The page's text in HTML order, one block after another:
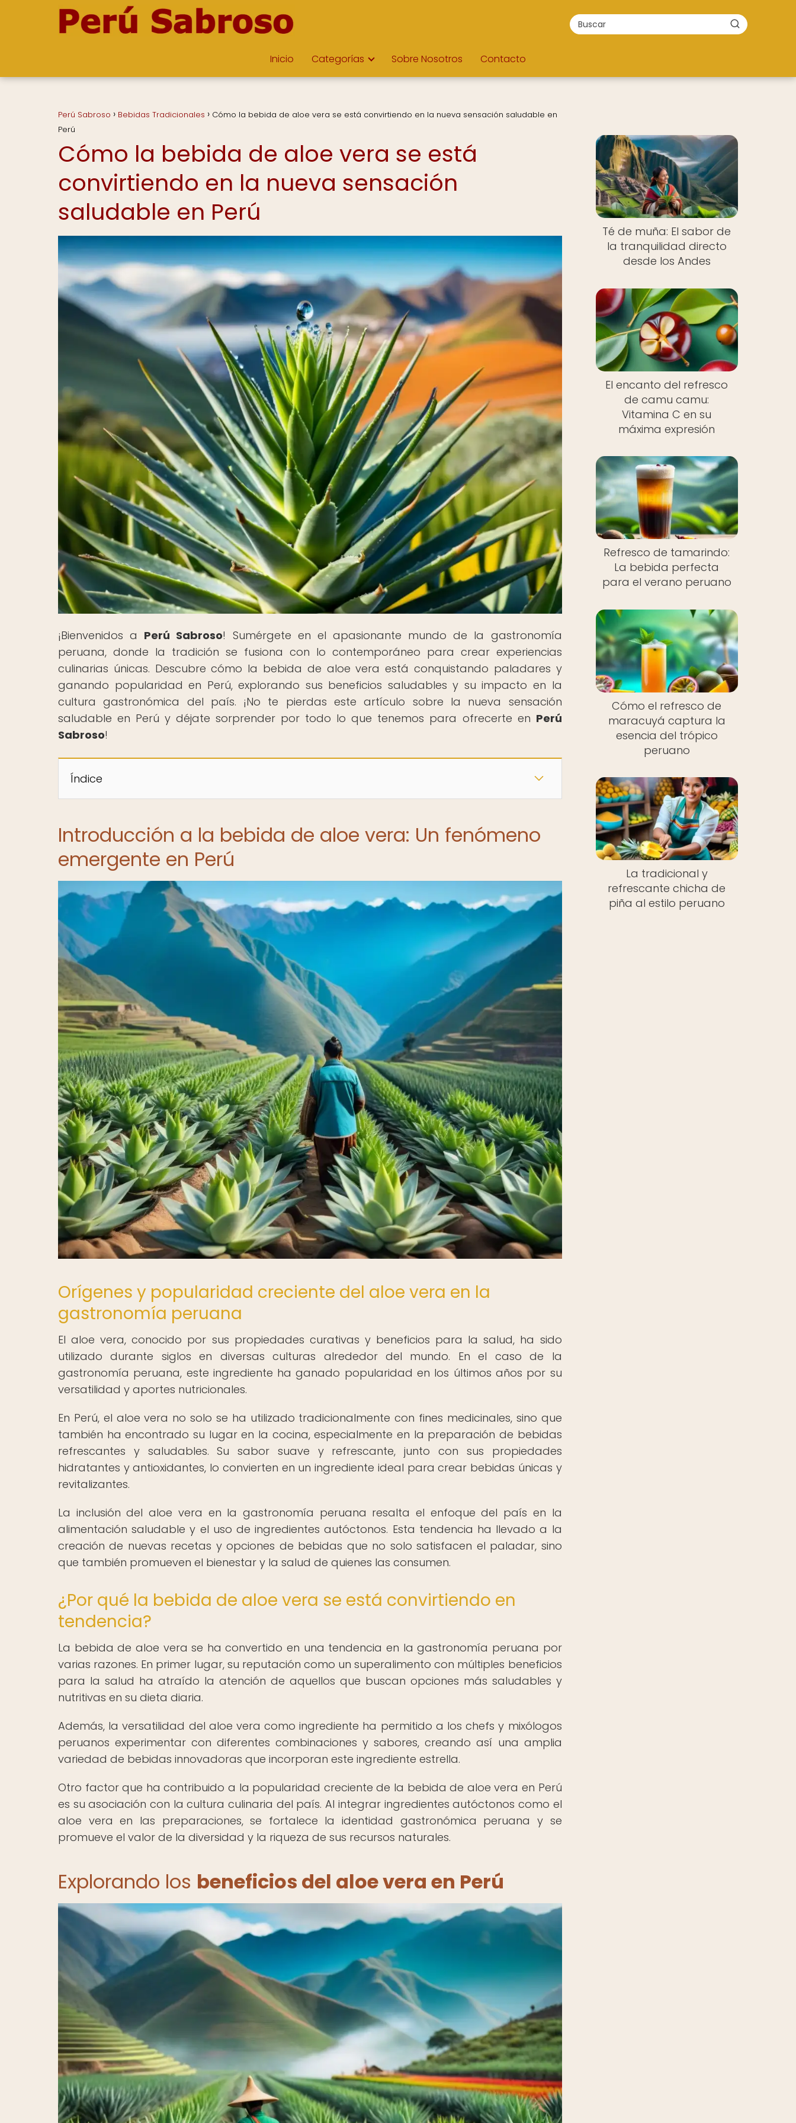
Inicio Categorías Sobre Nosotros Contacto
Perú Sabroso Bebidas Tradicionales
Cómo la bebida de aloe vera se está convirtiendo en la nueva sensación saludable en
Perú
Cómo la bebida de aloe vera se está
convirtiendo en la nueva sensación
saludable en Perú
¡Bienvenidos a Perú Sabroso! Sumérgete en el apasionante mundo de la gastronomía
peruana, donde la tradición se fusiona con lo contemporáneo para crear experiencias
culinarias únicas. Descubre cómo la bebida de aloe vera está conquistando paladares y
ganando popularidad en Perú, explorando sus beneficios saludables y su impacto en la
cultura gastronómica del país. ¡No te pierdas este artículo sobre la nueva sensación
saludable en Perú y déjate sorprender por todo lo que tenemos para ofrecerte en Perú
Sabroso!
Índice
Introducción a la bebida de aloe vera: Un fenómeno
emergente en Perú
Orígenes y popularidad creciente del aloe vera en la
gastronomía peruana
El aloe vera, conocido por sus propiedades curativas y beneficios para la salud, ha sido
utilizado durante siglos en diversas culturas alrededor del mundo. En el caso de la
gastronomía peruana, este ingrediente ha ganado popularidad en los últimos años por su
versatilidad y aportes nutricionales.
En Perú, el aloe vera no solo se ha utilizado tradicionalmente con fines medicinales, sino que
también ha encontrado su lugar en la cocina, especialmente en la preparación de bebidas
refrescantes y saludables. Su sabor suave y refrescante, junto con sus propiedades
hidratantes y antioxidantes, lo convierten en un ingrediente ideal para crear bebidas únicas y
revitalizantes.
La inclusión del aloe vera en la gastronomía peruana resalta el enfoque del país en la
alimentación saludable y el uso de ingredientes autóctonos. Esta tendencia ha llevado a la
creación de nuevas recetas y opciones de bebidas que no solo satisfacen el paladar, sino
que también promueven el bienestar y la salud de quienes las consumen.
¿Por qué la bebida de aloe vera se está convirtiendo en
tendencia?
La bebida de aloe vera se ha convertido en una tendencia en la gastronomía peruana por
varias razones. En primer lugar, su reputación como un superalimento con múltiples beneficios
para la salud ha atraído la atención de aquellos que buscan opciones más saludables y
nutritivas en su dieta diaria.
Además, la versatilidad del aloe vera como ingrediente ha permitido a los chefs y mixólogos
peruanos experimentar con diferentes combinaciones y sabores, creando así una amplia
variedad de bebidas innovadoras que incorporan este ingrediente estrella.
Otro factor que ha contribuido a la popularidad creciente de la bebida de aloe vera en Perú
es su asociación con la cultura culinaria del país. Al integrar ingredientes autóctonos como el
aloe vera en las preparaciones, se fortalece la identidad gastronómica peruana y se
promueve el valor de la diversidad y la riqueza de sus recursos naturales.
Explorando los beneficios del aloe vera en Perú
Té de muña: El sabor de
la tranquilidad directo
desde los Andes
El encanto del refresco
de camu camu:
Vitamina C en su
máxima expresión
Refresco de tamarindo:
La bebida perfecta
para el verano peruano
Cómo el refresco de
maracuyá captura la
esencia del trópico
peruano
La tradicional y
refrescante chicha de
piña al estilo peruano